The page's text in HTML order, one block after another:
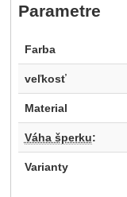
Parametre
Farba
veľkosť
Material
Váha šperku:
Varianty